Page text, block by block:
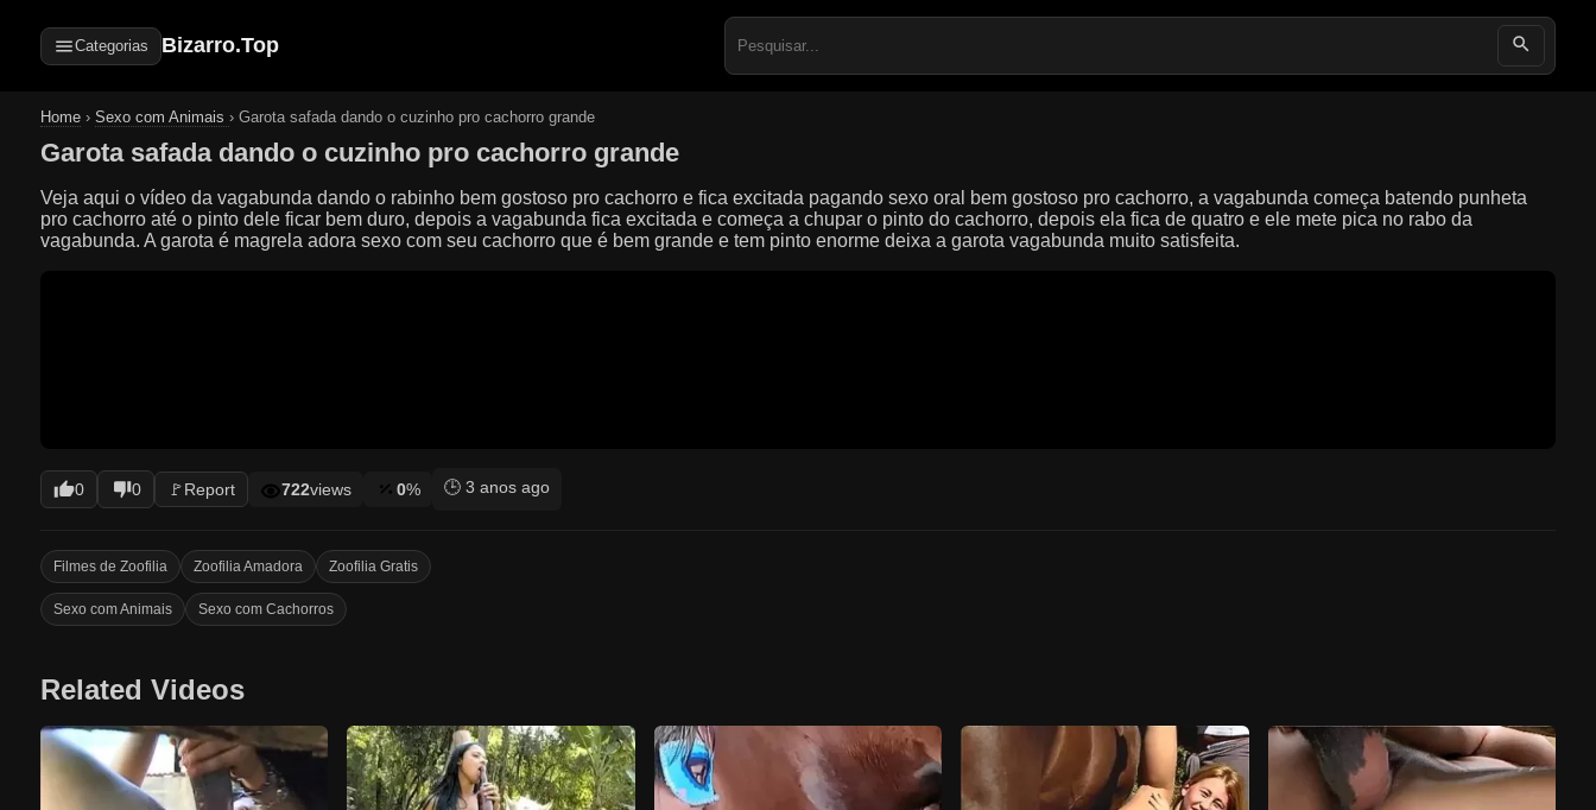
Categorias Bizarro.Top
Search
for:
Home› Sexo com Animais › Garota safada dando o cuzinho pro cachorro grande
Garota safada dando o cuzinho pro cachorro grande
Veja aqui o vídeo da vagabunda dando o rabinho bem gostoso pro cachorro e fica excitada pagando sexo oral bem gostoso pro cachorro, a vagabunda começa batendo punheta
pro cachorro até o pinto dele ficar bem duro, depois a vagabunda fica excitada e começa a chupar o pinto do cachorro, depois ela fica de quatro e ele mete pica no rabo da
vagabunda. A garota é magrela adora sexo com seu cachorro que é bem grande e tem pinto enorme deixa a garota vagabunda muito satisfeita.
0 0 🚩Report 722views 0% 🕒 3 anos ago
Filmes de Zoofilia Zoofilia Amadora Zoofilia Gratis
Sexo com Animais Sexo com Cachorros
Related Videos